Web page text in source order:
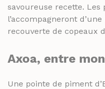
VINS ROUGES
LES BIÈRES ET CIDRES
savoureuse recette. Les
l’accompagneront
recouverte de copeaux
Axoa, entre
Une pointe de piment